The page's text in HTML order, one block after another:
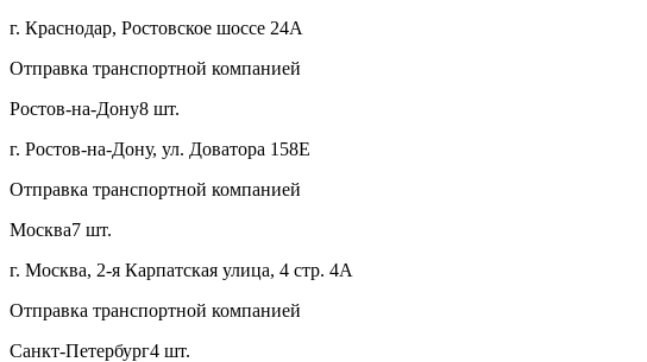
г. Краснодар, Ростовское шоссе 24А
Отправка транспортной компанией
Ростов-на-Дону8 шт.
г. Ростов-на-Дону, ул. Доватора 158Е
Отправка транспортной компанией
Москва7 шт.
г. Москва, 2-я Карпатская улица, 4 стр. 4А
Отправка транспортной компанией
Санкт-Петербург4 шт.